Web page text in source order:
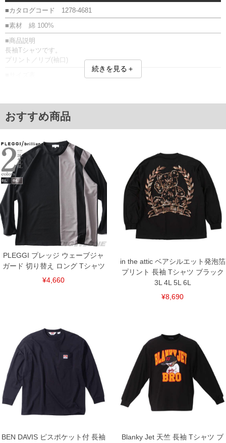
■カタログコード 1278-4681
■素材 綿 100%
■商品説明
長袖Tシャツです。
プリント／リブ(袖口)
4L/140/80/140/60/62
5L/150/82/150/62/63
6L/160/84/160/64/64
※【返品交換について】
返品交換希望の方は、商品到着後1週間以内にご連絡ください。
下着(肌着)やワイシャツは商品の性質上、返品交換不可とさせて頂いております。予め
ご了承くださいませ。
※【ボトムの裾上げをご希望の場合】
裾上げ料金は500円+税となります。
備考欄に股下●cmとご記入下さい。（裾上げ無料対象商品は1本につき税込6,000円以
上の品が対象。1本5,999円以下の商品は有料（500円+税）となります。）
出荷まで約1週間～20日間程お時間を頂く場合がございます。
尚、裾上げした商品は返品・交換不可となりますので、予めご了承下さい。
一部、お直しに対応出来ない商品がございます。(例：裾にファスナーや調節ひもが付
いている、極端なデザインが施されている等)
※商品によって若干のサイズの誤差がございます。また、お客様がご使用の環境（コ
ンピュータ画面）によって、商品の色味が若干異なる場合がございます。予めご了承
ください。
※当店での掲載商品は、実店鋪と在庫を共用しておりますので店頭での売り違い、店
す。そのようなことがない様最大限に努めておりますが、もしあった場合速やかにご
続きを見る＋
おすすめ商品
PLEGGI プレッジ ウェーブジャ
ガード 切り替え ロング Tシャツ
¥4,660
in the attic ベアシルエット発泡箔
プリント 長袖 Tシャツ ブラック
3L 4L 5L 6L
¥8,690
BEN DAVIS ピスポケット付 長袖 Blanky Jet 天竺 長袖 Tシャツ ブ